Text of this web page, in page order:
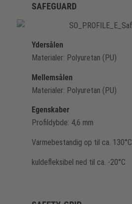
SAFEGUARD
Ydersålen
Materialer: Polyuretan (PU)
Mellemsålen
Materialer: Polyuretan (PU)
Egenskaber
Profildybde: 4,6 mm
Varmebestandig op til ca. 130°C
kuldefleksibel ned til ca. -20°C